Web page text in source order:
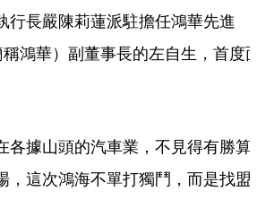
行長嚴陳莉蓮派駐擔任鴻華先進
稱鴻華）副董事長的左自生，首度
各據山頭的汽車業，不見得有勝算
，這次鴻海不單打獨鬥，而是找盟